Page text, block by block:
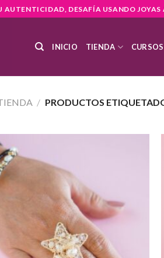
AUTENTICIDAD, DESAFÍA USANDO JOYAS
INICIO TIENDA
/ PRODUCTOS